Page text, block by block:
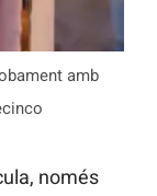
amb
només